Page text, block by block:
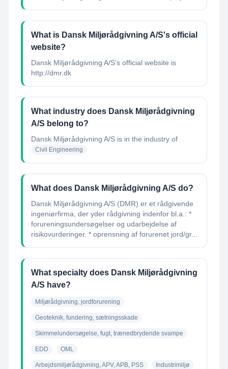
What is Dansk Miljørådgivning A/S's official
website?
Dansk Miljørådgivning A/S's official website is
http://dmr.dk
What industry does Dansk Miljørådgivning
A/S belong to?
Dansk Miljørådgivning A/S is in the industry of
Civil Engineering
What does Dansk Miljørådgivning A/S do?
Dansk Miljørådgivning A/S (DMR) er et rådgivende
ingeniørfirma, der yder rådgivning indenfor bl.a.: *
forureningsundersøgelser og udarbejdelse af
risikovurderinger. * oprensning af forurenet jord/gr...
What specialty does Dansk Miljørådgivning
A/S have?
Miljørådgivning, jordforurening
Geoteknik, fundering, sætningsskade
Skimmelundersøgelse, fugt, trænedbrydende svampe
EDD OML
Arbejdsmiljørådgivning, APV, APB, PSS Industrimiljø